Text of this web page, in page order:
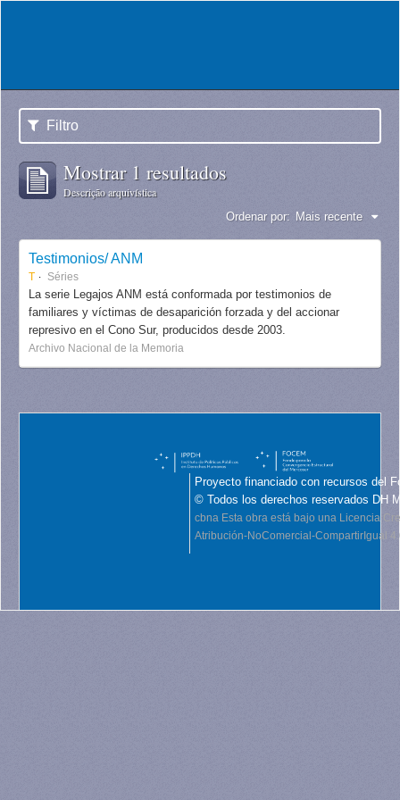
Filtro
Mostrar 1 resultados
Descrição arquivística
Ordenar por: Mais recente
Testimonios/ ANM
T Séries
La serie Legajos ANM está conformada por testimonios de
familiares y víctimas de desaparición forzada y del accionar
represivo en el Cono Sur, producidos desde 2003.
Archivo Nacional de la Memoria
Proyecto financiado con recursos del
© Todos los derechos reservados DH
cbna Esta obra está bajo una Licencia
Atribución-NoComercial-CompartirIgual